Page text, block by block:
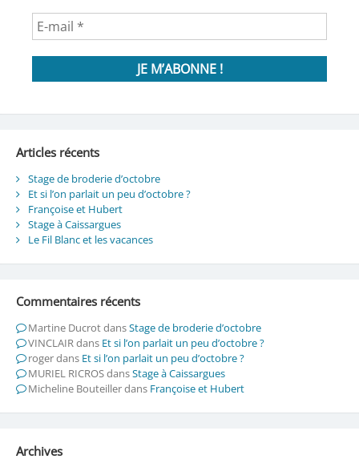
Articles récents
Stage de broderie d’octobre
Et si l’on parlait un peu d’octobre ?
Françoise et Hubert
Stage à Caissargues
Le Fil Blanc et les vacances
Commentaires récents
Martine DucrotdansStage de broderie d’octobre
VINCLAIRdans Et si l’on parlait un peu d’octobre ?
rogerdans Et si l’on parlait un peu d’octobre ?
MURIEL RICROSdansStage à Caissargues
Micheline Bouteillerdans Françoise et Hubert
Archives